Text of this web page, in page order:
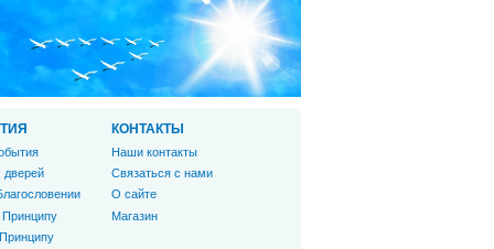
дверей
КОНТАКТЫ
Наши контакты
Связаться с нами
О сайте
Магазин